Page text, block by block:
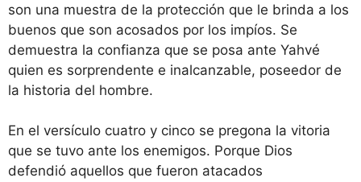
son una muestra de la protección que le brinda a los
buenos que son acosados por los impíos. Se
demuestra la confianza que se posa ante Yahvé
quien es sorprendente e inalcanzable, poseedor de
la historia del hombre.
En el versículo cuatro y cinco se pregona la vitoria
que se tuvo ante los enemigos. Porque Dios
defendió aquellos que fueron atacados